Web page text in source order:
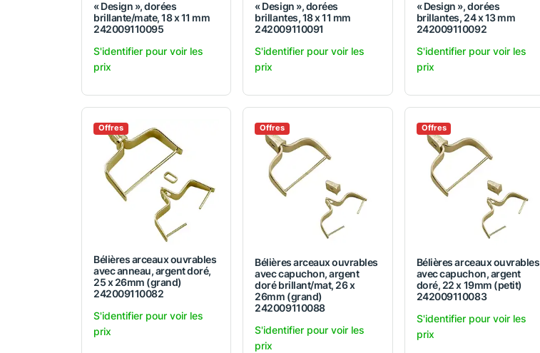
« Design », dorées
brillante/mate, 18 x 11 mm
242009110095
S'identifier pour voir les
prix
« Design », dorées
brillantes, 18 x 11 mm
242009110091
S'identifier pour voir les
prix
« Design », dorées
brillantes, 24 x 13 mm
242009110092
S'identifier pour voir les
prix
Offres
Bélières arceaux ouvrables
avec anneau, argent doré,
25 x 26mm (grand)
242009110082
S'identifier pour voir les
prix
Offres
Bélières arceaux ouvrables
avec capuchon, argent
doré brillant/mat, 26 x
26mm (grand)
242009110088
S'identifier pour voir les
prix
Offres
Bélières arceaux ouvrables
avec capuchon, argent
doré, 22 x 19mm (petit)
242009110083
S'identifier pour voir les
prix